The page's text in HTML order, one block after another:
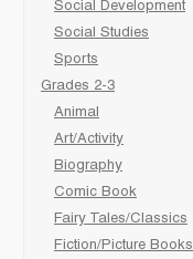
Social Development
Social Studies
Sports
Grades 2-3
Animal
Art/Activity
Biography
Comic Book
Fairy Tales/Classics
Fiction/Picture Books